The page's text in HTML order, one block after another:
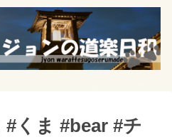
くま #bear #チ